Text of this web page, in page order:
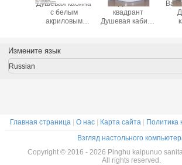
Душевая кабина
с белым
акриловым
см
Круговой
квадрант
Душевая кабина
хромного
Измените язык
Russian
Главная страница| О нас| Карта сайта|
Политика
Взгляд настольного
Copyright © 2016 - 2026 Pinghu kaipunuo
All rights reserved.